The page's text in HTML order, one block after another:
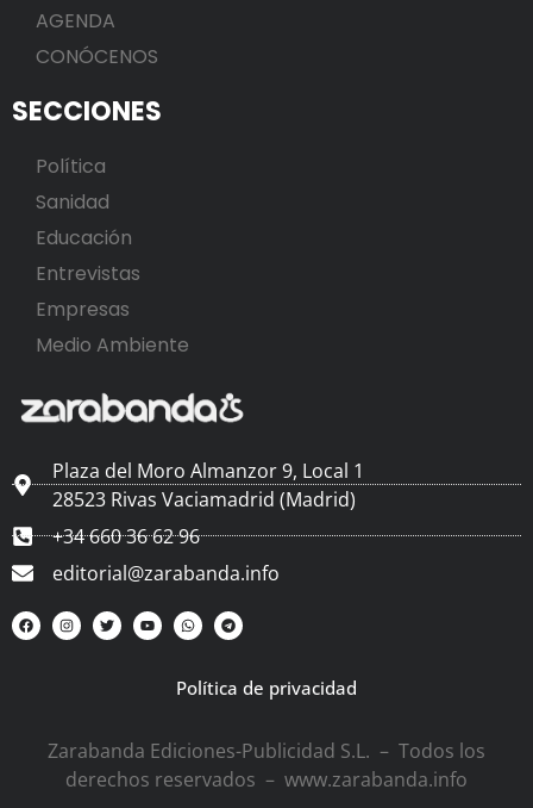
AGENDA
CONÓCENOS
SECCIONES
Política
Sanidad
Educación
Entrevistas
Empresas
Medio Ambiente
Plaza del Moro Almanzor 9, Local 1
28523 Rivas Vaciamadrid (Madrid)
+34 660 36 62 96
editorial@zarabanda.info
Política de privacidad
Zarabanda Ediciones-Publicidad S.L. – Todos los
derechos reservados – www.zarabanda.info